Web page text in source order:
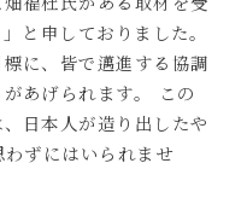
と申しておりました。
に、皆で邁進する協調
あげられます。 この
日本人が造り出したや
ずにはいられませ